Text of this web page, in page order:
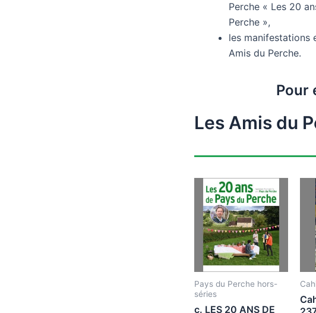
Perche « Les 20
Perche »,
les manifestations
Amis du Perche.
Pour
Les Amis du
Pays du Perche hors-
séries
c. LES 20 ANS DE